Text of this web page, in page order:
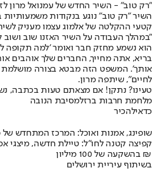
"רק טוב" - השיר החדש של עמנואל מרון
השיר "רק טוב" נוגע בנקודות משמעותיות
קטעי ההקלטה של אלמוג עצמו מעניק
"במהלך העבודה על השיר האזנו שוב
הוא נשמע מחזק חבר ואומר 'למה
בריא, אתה מחייך, החברים שלך אוהבים
אותך'. המשפט הזה מבטא בצורה מושלמת
לחיים", שיתפה מרון.
טעינו? נתקן! אם מצאתם טעות בכתבה,
מלחמת חרבות ברזלמסיבת הנובה
כדאילהכיר
שופינג, אמנות ואוכל: המרכז המתחדש
קפיצה קטנה לחו"ל: טיילת חדשה, מיצגי
בהשקעה של 100 מיליון ₪
בשיתוף עיריית ירושלים